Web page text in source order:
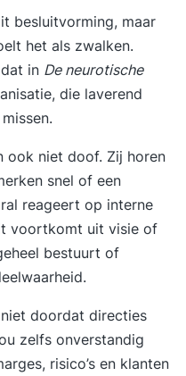
om pallets in een
en
het manouvreren
veilig laden van
(video) parkeren op
en veilig wegzetten
deze cursus. Bij
de opdrachten,
ook voor deze
is de waarde van
en veiligheid
is een
besluitvorming, maar
het als zwalken.
in De neurotische
die laverend
ook niet doof. Zij horen
snel of een
reageert op interne
voortkomt uit visie of
bestuurt of
doordat directies
zelfs onverstandig
risico’s en klanten